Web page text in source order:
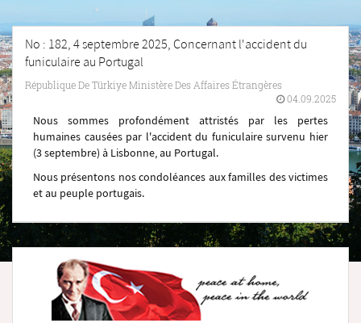
No : 182, 4 septembre 2025, Concernant l'accident du
funiculaire au Portugal
République De Türkiye Ministère Des Affaires Étrangères
04.09.2025
Nous sommes profondément attristés par les pertes
humaines causées par l'accident du funiculaire survenu hier
(3 septembre) à Lisbonne, au Portugal.
Nous présentons nos condoléances aux familles des victimes
et au peuple portugais.